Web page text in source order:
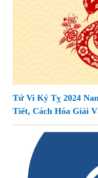
Tử Vi Kỷ Tỵ 2024
Tiết, Cách Hóa Giải